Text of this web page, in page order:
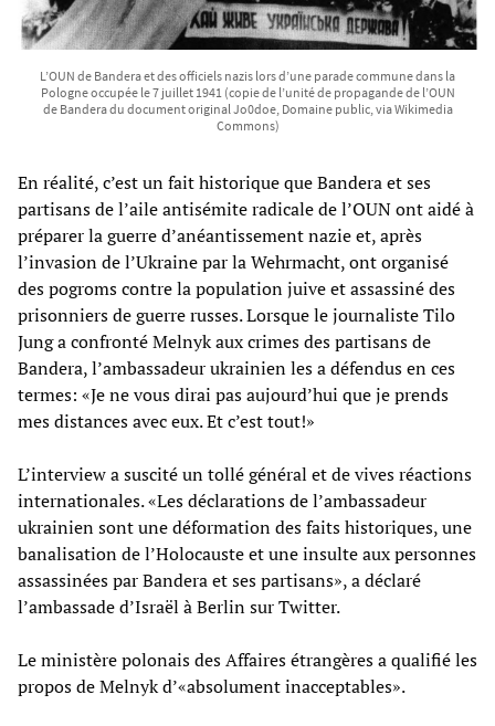
L’OUN de Bandera et des officiels nazis lors d’une parade commune dans la
Pologne occupée le 7 juillet 1941 (copie de l’unité de propagande de l’OUN
de Bandera du document original Jo0doe, Domaine public, via Wikimedia
Commons)
En réalité, c’est un fait historique que Bandera et ses
partisans de l’aile antisémite radicale de l’OUN ont aidé à
préparer la guerre d’anéantissement nazie et, après
l’invasion de l’Ukraine par la Wehrmacht, ont organisé
des pogroms contre la population juive et assassiné des
prisonniers de guerre russes. Lorsque le journaliste Tilo
Jung a confronté Melnyk aux crimes des partisans de
Bandera, l’ambassadeur ukrainien les a défendus en ces
termes: «Je ne vous dirai pas aujourd’hui que je prends
mes distances avec eux. Et c’est tout!»
L’interview a suscité un tollé général et de vives réactions
internationales. «Les déclarations de l’ambassadeur
ukrainien sont une déformation des faits historiques, une
banalisation de l’Holocauste et une insulte aux personnes
assassinées par Bandera et ses partisans», a déclaré
l’ambassade d’Israël à Berlin sur Twitter.
Le ministère polonais des Affaires étrangères a qualifié les
propos de Melnyk d’«absolument inacceptables».